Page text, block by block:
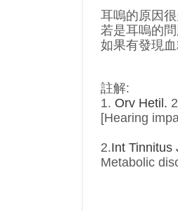
耳嗚的原因
若是耳嗚的
如果有發現
註解:
1. Orv Hetil.
[Hearing
2.Int Tinnitus
Metabolic